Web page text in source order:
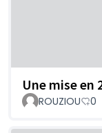
Une mise en
ROUZIOU 0